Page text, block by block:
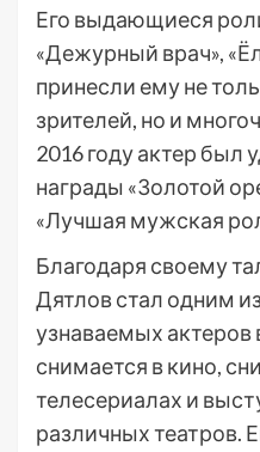
Его выдающиеся
«Дежурный врач»,
принесли ему не
зрителей, но и
2016 году актер был
награды «Золотой
«Лучшая мужская
Благодаря своему
Дятлов стал одним
узнаваемых актеров
снимается в кино,
телесериалах и
различных театров.